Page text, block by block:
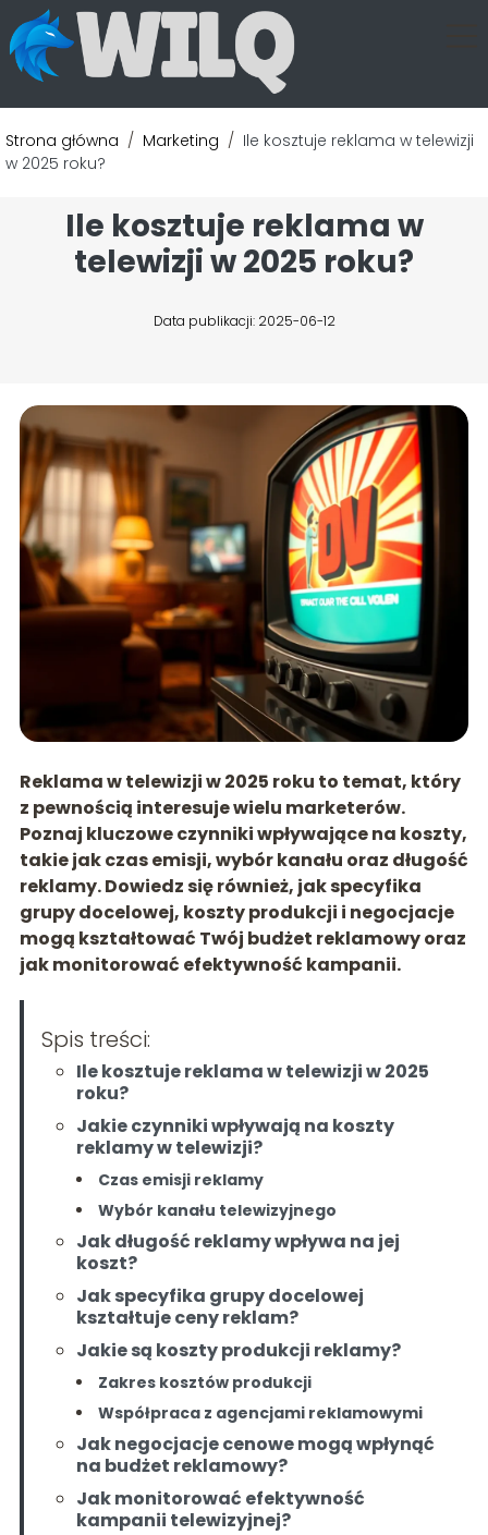
Strona główna / Marketing / Ile kosztuje reklama w telewizji
w 2025 roku?
Ile kosztuje reklama w
telewizji w 2025 roku?
Data publikacji: 2025-06-12
Reklama w telewizji w 2025 roku to temat, który
z pewnością interesuje wielu marketerów.
Poznaj kluczowe czynniki wpływające na koszty,
takie jak czas emisji, wybór kanału oraz długość
reklamy. Dowiedz się również, jak specyfika
grupy docelowej, koszty produkcji i negocjacje
mogą kształtować Twój budżet reklamowy oraz
jak monitorować efektywność kampanii.
Spis treści:
Ile kosztuje reklama w telewizji w 2025
roku?
Jakie czynniki wpływają na koszty
reklamy w telewizji?
Czas emisji reklamy
Wybór kanału telewizyjnego
Jak długość reklamy wpływa na jej
koszt?
Jak specyfika grupy docelowej
kształtuje ceny reklam?
Jakie są koszty produkcji reklamy?
Zakres kosztów produkcji
Współpraca z agencjami reklamowymi
Jak negocjacje cenowe mogą wpłynąć
na budżet reklamowy?
Jak monitorować efektywność
kampanii telewizyjnej?